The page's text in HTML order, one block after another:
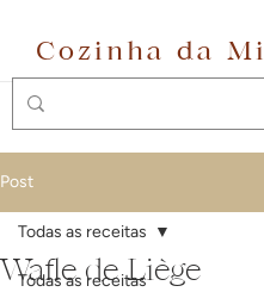
Cozinha da Mi
Post
Todas as receitas
Todas as receitas
Wafle de Liège